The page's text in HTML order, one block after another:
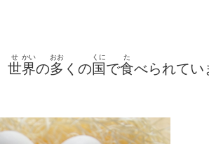
世
せ
界
かい
の多
おお
くの国
くに
で食
た
べられてい